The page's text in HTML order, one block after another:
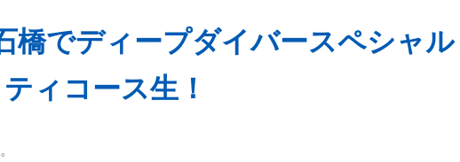
橋でディープダイバースペシャル
ティコース生！